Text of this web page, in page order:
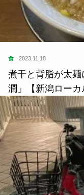
食 2023.11.18
煮干と背脂が太
潤」【新潟ローカ